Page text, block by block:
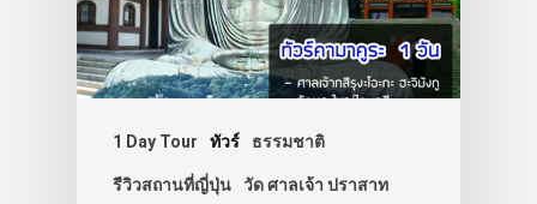
1 Day Tour ทัวร์ ธรรมชาติ
รีวิวสถานที่ญี่ปุ่น วัด ศาลเจ้า ปราสาท